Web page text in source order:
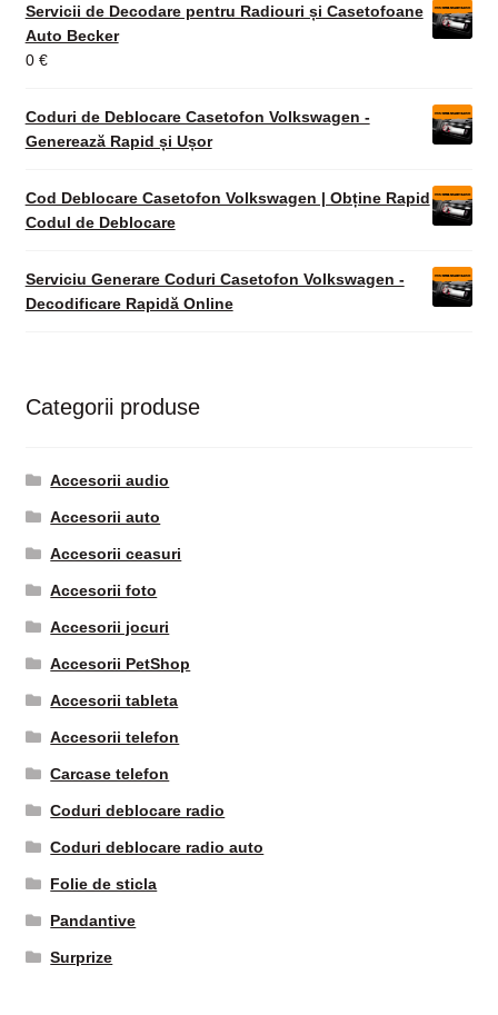
Servicii de Decodare pentru Radiouri și Casetofoane
Auto Becker
0 €
Coduri de Deblocare Casetofon Volkswagen -
Generează Rapid și Ușor
Cod Deblocare Casetofon Volkswagen | Obține Rapid
Codul de Deblocare
Serviciu Generare Coduri Casetofon Volkswagen -
Decodificare Rapidă Online
Categorii produse
Accesorii audio
Accesorii auto
Accesorii ceasuri
Accesorii foto
Accesorii jocuri
Accesorii PetShop
Accesorii tableta
Accesorii telefon
Carcase telefon
Coduri deblocare radio
Coduri deblocare radio auto
Folie de sticla
Pandantive
Surprize